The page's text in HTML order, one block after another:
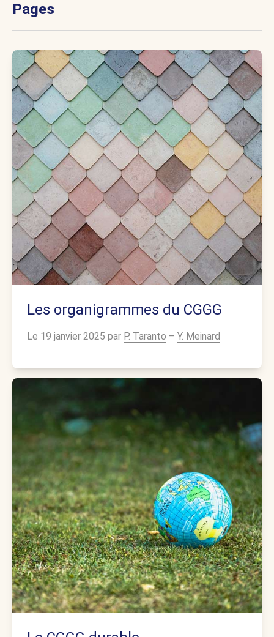
Pages
Les organigrammes du CGGG
Le 19 janvier 2025 par P. Taranto – Y. Meinard